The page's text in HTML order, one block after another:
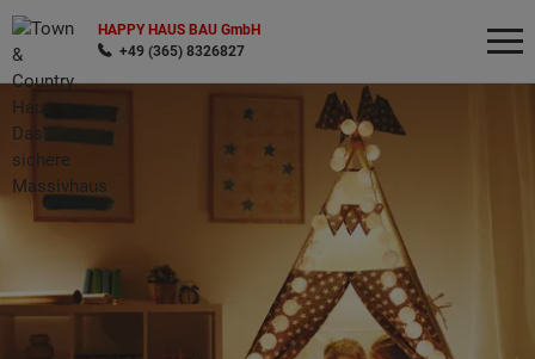
HAPPY HAUS BAU GmbH
+49 (365) 8326827
Wonach möchten Sie suchen?